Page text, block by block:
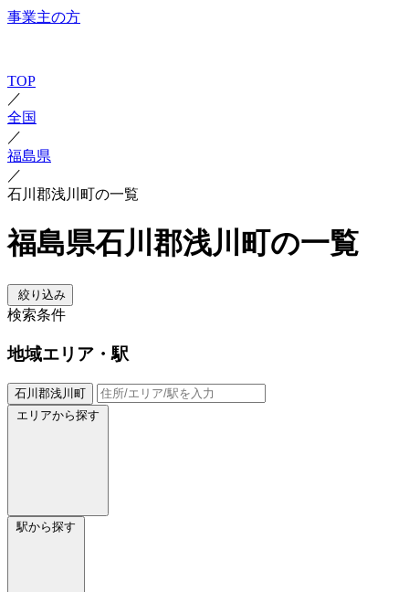
事業主の方
TOP
／
全国
／
福島県
／
石川郡浅川町の一覧
福島県石川郡浅川町の一覧
絞り込み
検索条件
地域エリア・駅
石川郡浅川町
エリアから探す
駅から探す